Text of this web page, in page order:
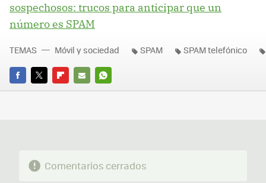
sospechosos: trucos para anticipar que un
número es SPAM
FACEBOOK
TWITTERFLIPBOARD
E-
WHATSAPP
TEMAS Móvil y sociedad SPAM SPAM telefónico
Comentarios cerrados